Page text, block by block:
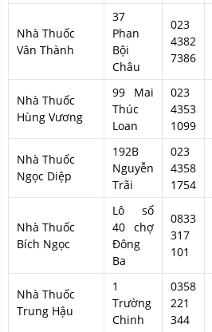
Nhà Thuốc
Vân Thành
37
Phan
Bội
Châu
023
4382
7386
Nhà Thuốc
Hùng Vương
99 Mai
Thúc
Loan
023
4353
1099
Nhà Thuốc
Ngọc Diệp
192B
Nguyễn
Trãi
023
4358
1754
Nhà Thuốc
Bích Ngọc
Lô số
40 chợ
Đông
Ba
0833
317
101
Nhà Thuốc
Trung Hậu
1
Trường
Chinh
0358
221
344